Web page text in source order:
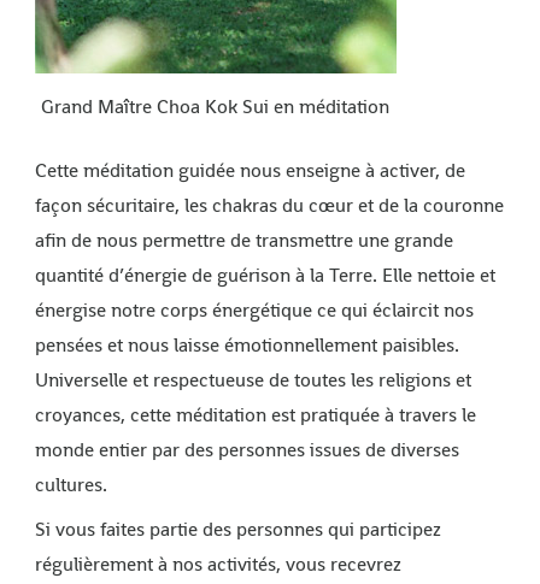
Grand Maître Choa Kok Sui en méditation
Cette méditation guidée nous enseigne à activer, de
façon sécuritaire, les chakras du cœur et de la couronne
afin de nous permettre de transmettre une grande
quantité d’énergie de guérison à la Terre. Elle nettoie et
énergise notre corps énergétique ce qui éclaircit nos
pensées et nous laisse émotionnellement paisibles.
Universelle et respectueuse de toutes les religions et
croyances, cette méditation est pratiquée à travers le
monde entier par des personnes issues de diverses
cultures.
Si vous faites partie des personnes qui participez
régulièrement à nos activités, vous recevrez